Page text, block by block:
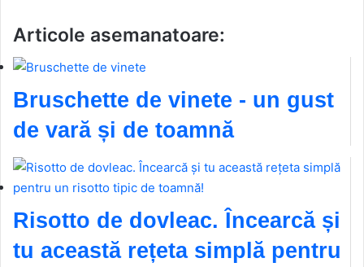
Articole asemanatoare:
Bruschette de vinete - un gust
de vară și de toamnă
Risotto de dovleac. Încearcă și
tu această rețeta simplă pentru